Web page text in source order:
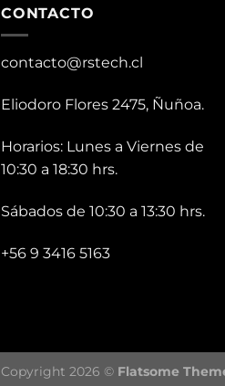
CONTACTO
contacto@rstech.cl
Eliodoro Flores 2475, Ñuñoa.
Horarios: Lunes a Viernes de
10:30 a 18:30 hrs.
Sábados de 10:30 a 13:30 hrs.
+56 9 3416 5163
Copyright 2026 © Flatsome